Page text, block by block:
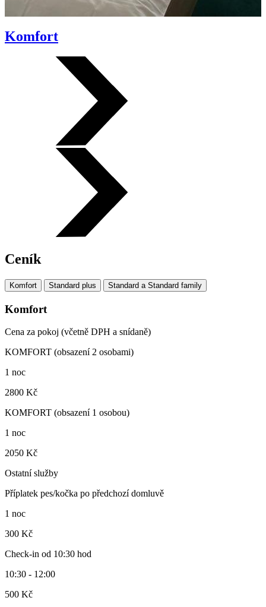
Komfort
Ceník
Komfort Standard plus Standard a Standard family
Komfort
Cena za pokoj (včetně DPH a snídaně)
KOMFORT (obsazení 2 osobami)
1 noc
2800 Kč
KOMFORT (obsazení 1 osobou)
1 noc
2050 Kč
Ostatní služby
Příplatek pes/kočka po předchozí domluvě
1 noc
300 Kč
Check-in od 10:30 hod
10:30 - 12:00
500 Kč